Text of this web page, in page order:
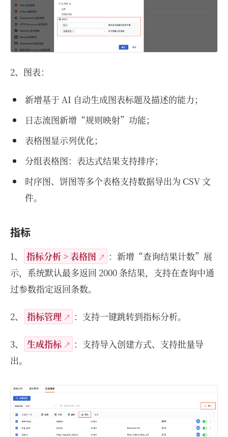
2、图表：
新增基于 AI 自动生成图表标题及描述的能力；
日志流图新增“规则映射”功能；
表格图显示列优化；
分组表格图：表达式结果支持排序；
时序图、饼图等多个表格支持数据导出为 CSV 文
件。
指标
1、 指标分析 > 表格图
：新增“查询结果计数”展
示，系统默认最多返回 2000 条结果，支持在查询中通
过参数指定返回条数。
2、 指标管理 ：支持一键跳转到指标分析。
3、 生成指标
：支持导入创建方式、支持批量导
出。